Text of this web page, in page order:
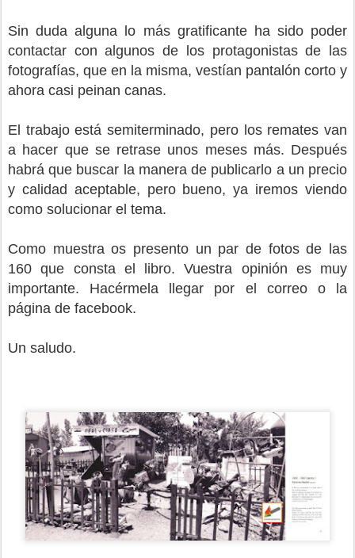
Sin duda alguna lo más gratificante ha sido poder
contactar con algunos de los protagonistas de las
fotografías, que en la misma, vestían pantalón corto y
ahora casi peinan canas.
El trabajo está semiterminado, pero los remates van
a hacer que se retrase unos meses más. Después
habrá que buscar la manera de publicarlo a un precio
y calidad aceptable, pero bueno, ya iremos viendo
como solucionar el tema.
Como muestra os presento un par de fotos de las
160 que consta el libro. Vuestra opinión es muy
importante. Hacérmela llegar por el correo o la
página de facebook.
Un saludo.